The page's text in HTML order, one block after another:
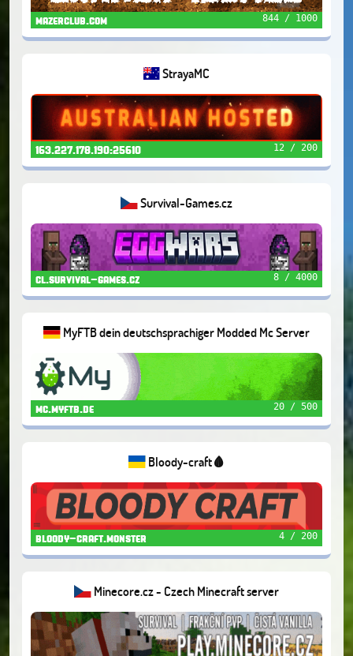
mazerclub.com 844 / 1000
StrayaMC
163.227.178.190:25610 12 / 200
Survival-Games.cz
cl.survival-games.cz 8 / 4000
MyFTB dein deutschsprachiger Modded Mc Server
mc.myftb.de 20 / 500
Bloody-craft🩸
bloody-craft.monster 4 / 200
Minecore.cz - Czech Minecraft server